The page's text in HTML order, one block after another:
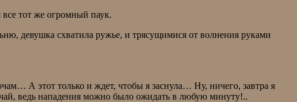
тот же огромный паук.
девушка схватила ружье, и трясущимися от волнения руками
А этот только и ждет, чтобы я заснула… Ну, ничего, завтра я
ведь нападения можно было ожидать в любую минуту!..